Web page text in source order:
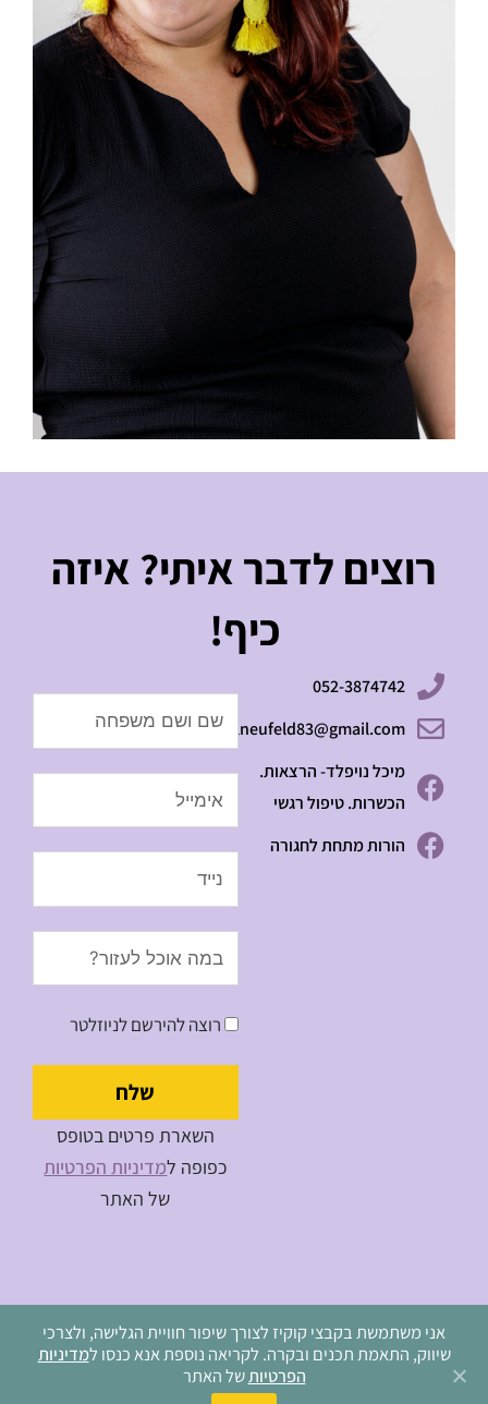
רוצים לדבר איתי? איזה
כיף!
052-3874742
michalneufeld83@gmail.com
מיכל נויפלד- הרצאות.
הכשרות. טיפול רגשי
הורות מתחת לחגורה
רוצה להירשם לניוזלטר
שלח
השארת פרטים בטופס
כפופה למדיניות הפרטיות
של האתר
מדיניות פרטיות
אני משתמשת בקבצי קוקיז לצורך שיפור חוויית הגלישה, ולצרכי
שיווק, התאמת תכנים ובקרה. לקריאה נוספת אנא כנסו למדיניות
הפרטיותשל האתר